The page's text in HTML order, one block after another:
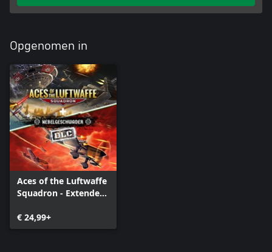
Opgenomen in
Aces of the Luftwaffe
Squadron - Extended
€ 24,99+